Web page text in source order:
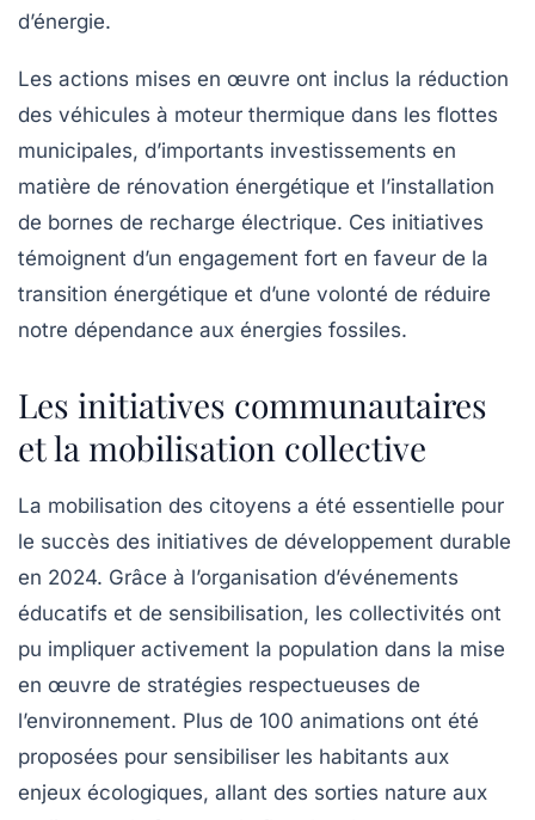
d’énergie.
Les actions mises en œuvre ont inclus la réduction
des véhicules à moteur thermique dans les flottes
municipales, d’importants investissements en
matière de rénovation énergétique et l’installation
de bornes de recharge électrique. Ces initiatives
témoignent d’un engagement fort en faveur de la
transition énergétique et d’une volonté de réduire
notre dépendance aux énergies fossiles.
Les initiatives communautaires
et la mobilisation collective
La mobilisation des citoyens a été essentielle pour
le succès des initiatives de développement durable
en 2024. Grâce à l’organisation d’événements
éducatifs et de sensibilisation, les collectivités ont
pu impliquer activement la population dans la mise
en œuvre de stratégies respectueuses de
l’environnement. Plus de 100 animations ont été
proposées pour sensibiliser les habitants aux
enjeux écologiques, allant des sorties nature aux